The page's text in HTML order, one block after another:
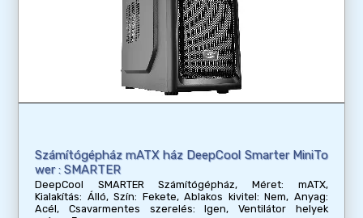
Számítógépház mATX ház DeepCool Smarter MiniTo
wer : SMARTER
DeepCool SMARTER Számítógépház, Méret: mATX,
Kialakítás: Álló, Szín: Fekete, Ablakos kivitel: Nem, Anyag:
Acél, Csavarmentes szerelés: Igen, Ventilátor helyek